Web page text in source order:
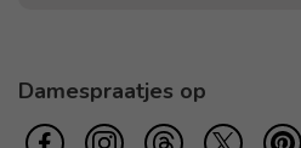
Damespraatjes op